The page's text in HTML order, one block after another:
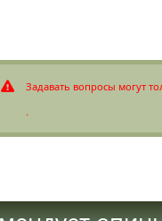
Задавать вопросы могут
.